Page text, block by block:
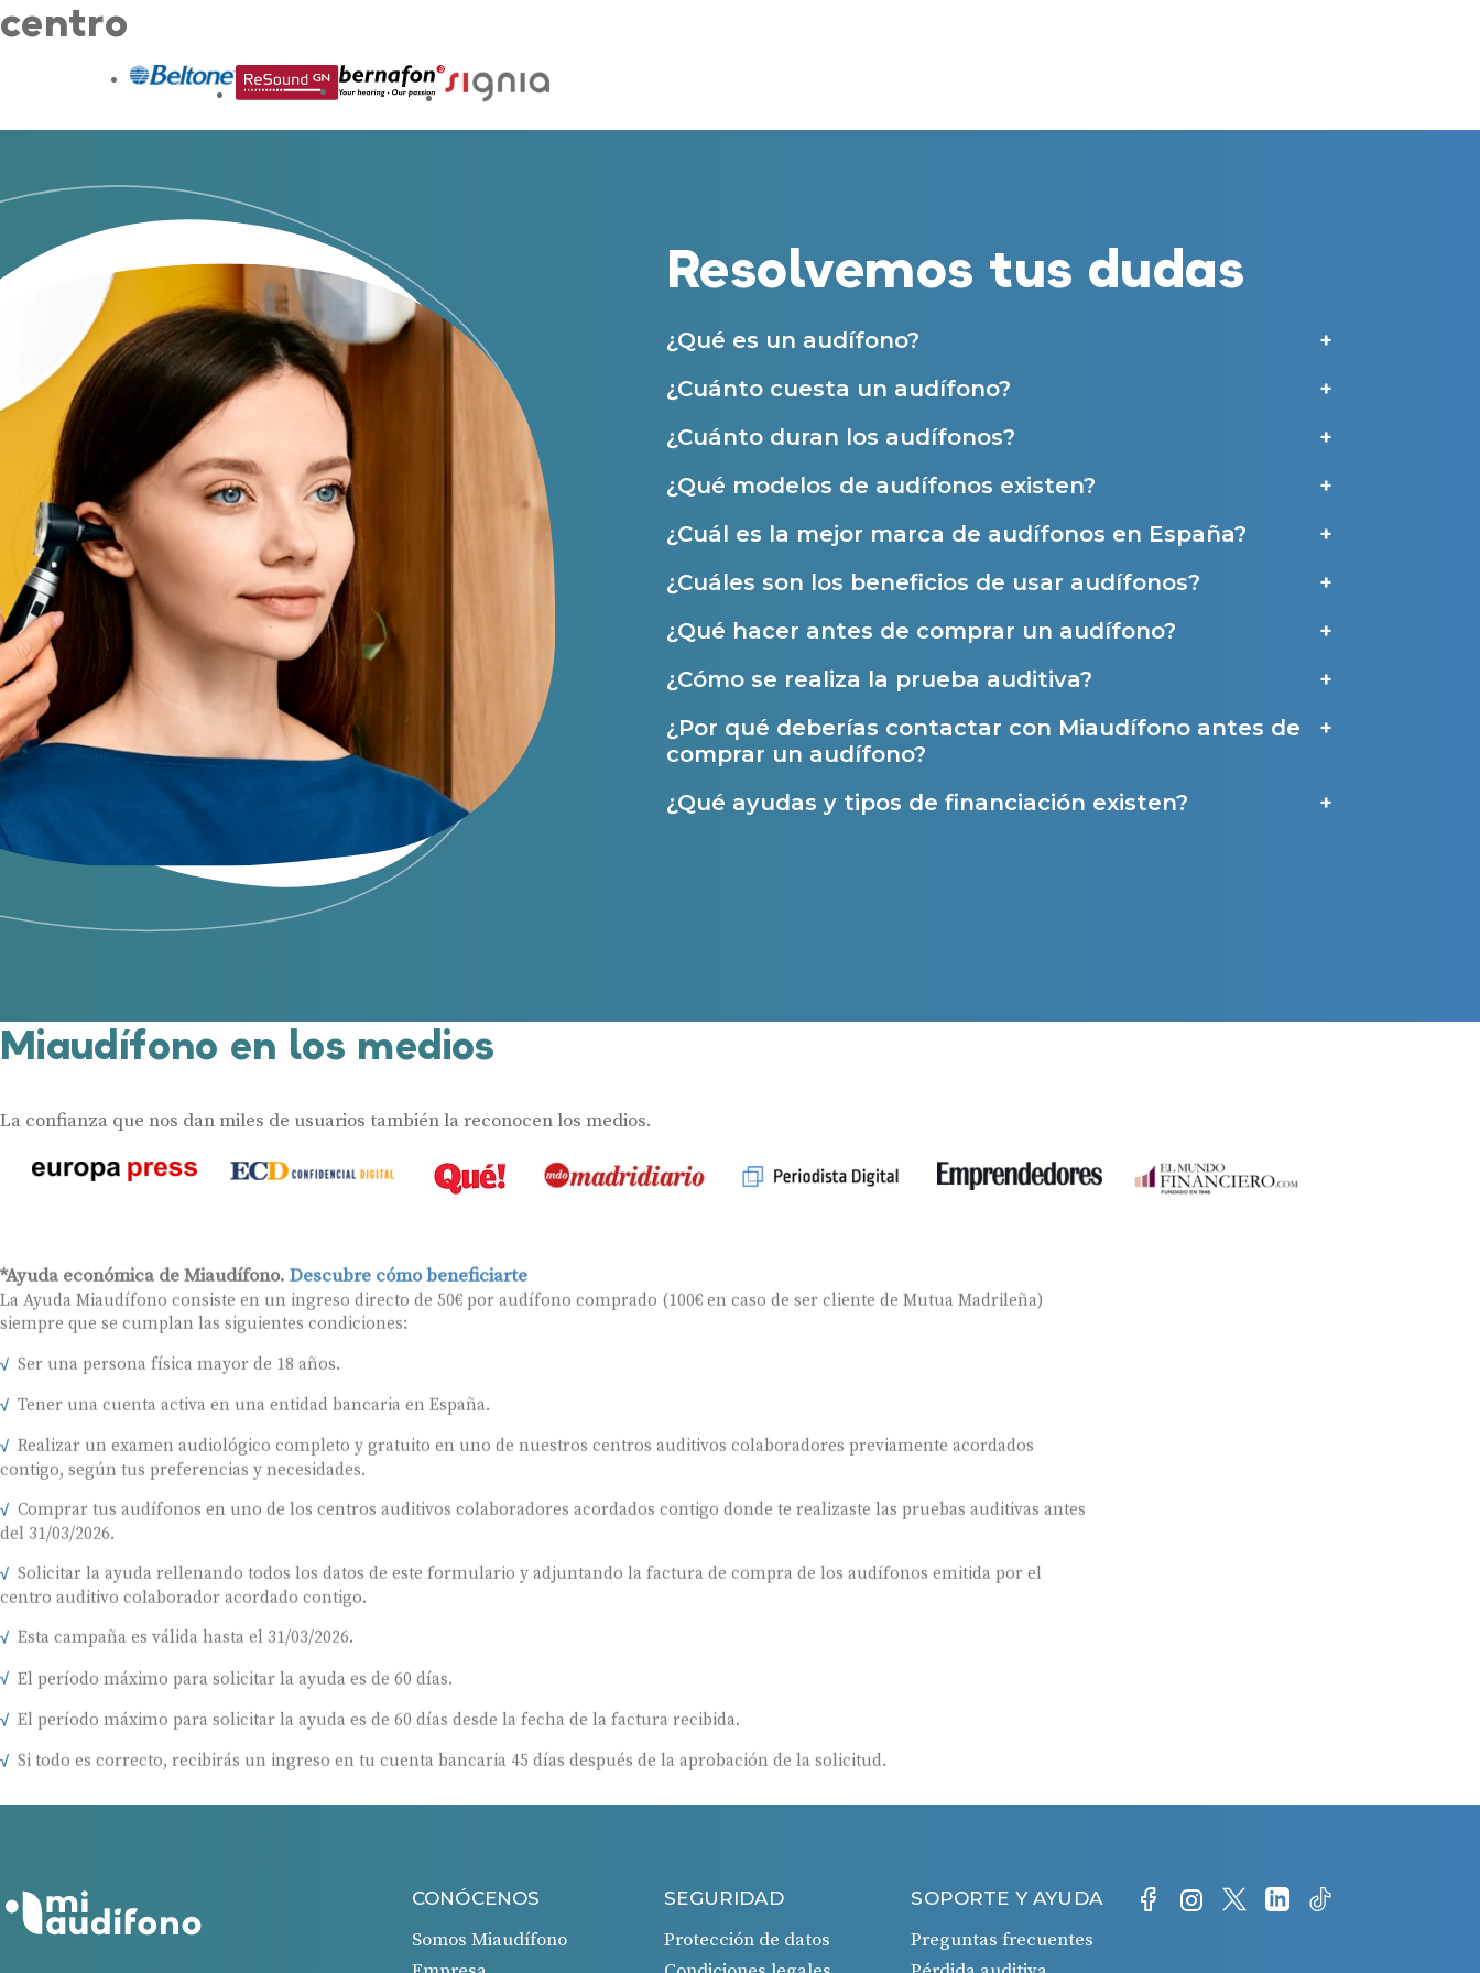
centro
Resolvemos tus dudas
¿Qué es un audífono?
¿Cuánto cuesta un audífono?
¿Cuánto duran los audífonos?
¿Qué modelos de audífonos existen?
¿Cuál es la mejor marca de audífonos en España?
¿Cuáles son los beneficios de usar audífonos?
¿Qué hacer antes de comprar un audífono?
¿Cómo se realiza la prueba auditiva?
¿Por qué deberías contactar con Miaudífono antes de
comprar un audífono?
¿Qué ayudas y tipos de financiación existen?
Miaudífono en los medios
La confianza que nos dan miles de usuarios también la reconocen los medios.
*Ayuda económica de Miaudífono. Descubre cómo beneficiarte
La Ayuda Miaudífono consiste en un ingreso directo de 50€ por audífono comprado (100€ en caso de ser cliente de Mutua Madrileña)
siempre que se cumplan las siguientes condiciones:
Ser una persona física mayor de 18 años.
Tener una cuenta activa en una entidad bancaria en España.
Realizar un examen audiológico completo y gratuito en uno de nuestros centros auditivos colaboradores previamente acordados
contigo, según tus preferencias y necesidades.
Comprar tus audífonos en uno de los centros auditivos colaboradores acordados contigo donde te realizaste las pruebas auditivas antes
del 31/03/2026.
Solicitar la ayuda rellenando todos los datos de este formulario y adjuntando la factura de compra de los audífonos emitida por el
centro auditivo colaborador acordado contigo.
Esta campaña es válida hasta el 31/03/2026.
El período máximo para solicitar la ayuda es de 60 días.
El período máximo para solicitar la ayuda es de 60 días desde la fecha de la factura recibida.
Si todo es correcto, recibirás un ingreso en tu cuenta bancaria 45 días después de la aprobación de la solicitud.
CONÓCENOS
Somos Miaudífono
SEGURIDAD
Protección de datos
SOPORTE Y AYUDA
Preguntas frecuentes
Centros Auditivos en otras ciudades
Prueba auditiva
Prueba de audífonos
Financiación de audífonos
Seguro para audífonos
Ayudas y subvenciones
Ayuda Miaudífono hasta 200€*
Ayudas para audífonos en Castilla-La Mancha
Ayudas para audífonos en Andalucía
Ayudas para audífonos en Galicia
Ayudas y subvenciones en Asturias
nuestrasCondiciones de uso.